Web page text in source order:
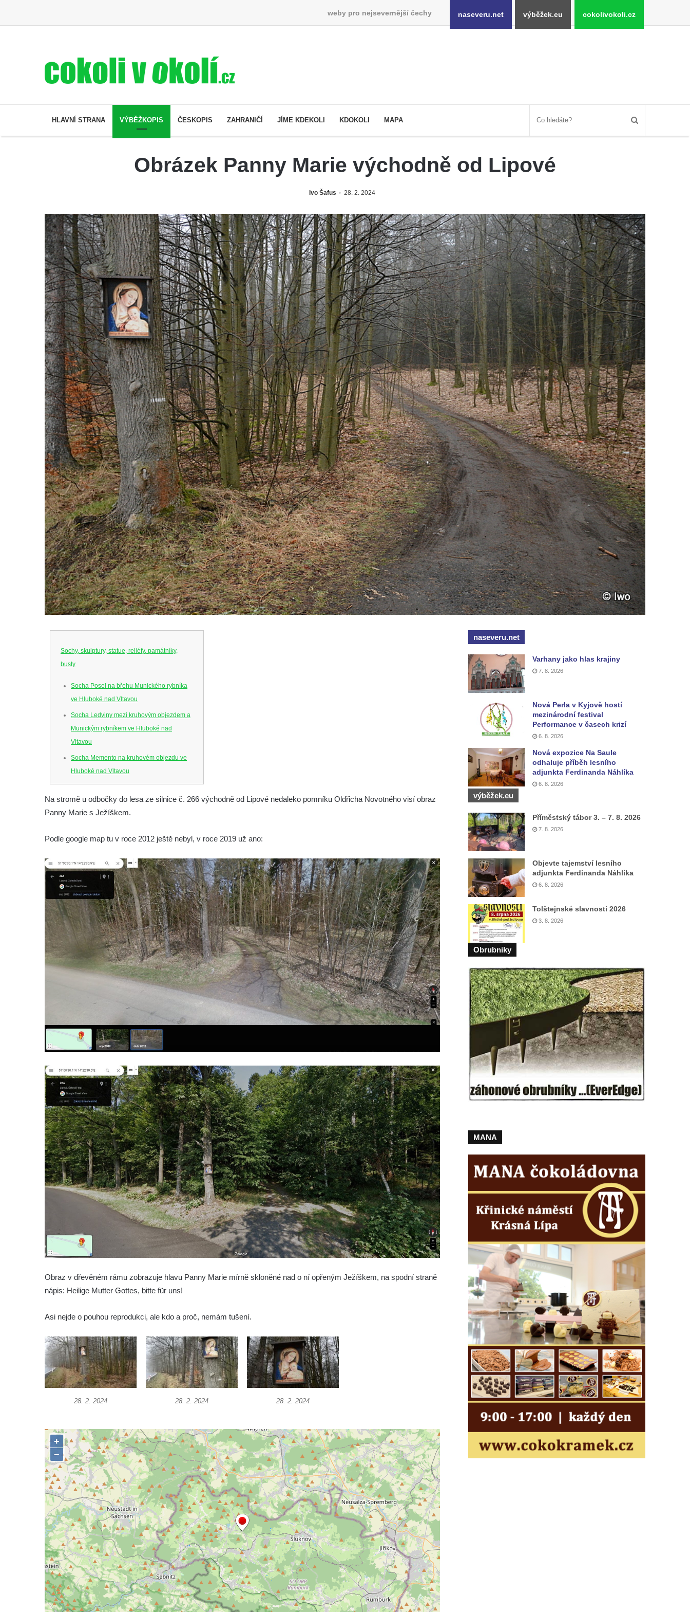
weby pro nejsevernější čechy naseveru.net výběžek.eu cokolivokoli.cz
HLAVNÍ STRANA VÝBĚŽKOPIS ČESKOPIS ZAHRANIČÍ JÍME KDEKOLI KDOKOLI MAPA
Obrázek Panny Marie východně od Lipové
Ivo Šafus 28. 2. 2024
Sochy, skulptury, statue, reliéfy, památníky,
busty
Socha Posel na břehu Munického rybníka
ve Hluboké nad Vltavou
Socha Ledviny mezi kruhovým objezdem a
Munickým rybníkem ve Hluboké nad
Vltavou
Socha Memento na kruhovém objezdu ve
Hluboké nad Vltavou
Socha Chalikotérium v ZOO Hluboká
Socha Smilodon v ZOO Hluboká
Socha Koroun bezzubý v ZOO Hluboká
Socha Medvěd jeskynní v ZOO Hluboká
Socha Mamutí lebka v ZOO Hluboká
Socha Mamut srstnatý v ZOO Hluboká
Socha Orel v ZOO Hluboká
Socha Vydry si hrají v ZOO Hluboká
Socha Přátelství v ZOO Hluboká
Socha Matka příroda v ZOO Hluboká
Socha Lišky v ZOO Hluboká
Socha Vlčice s mládětem v ZOO Hluboká
Socha Rys číhající na srnu v ZOO Hluboká
Socha Orlice v ZOO Hluboká
Socha Želva v ZOO Hluboká
Socha Kozorožec horský v ZOO Hluboká
Socha Včela v ZOO Hluboká
Socha Housenka v ZOO Hluboká
Socha Nosorožík v ZOO Hluboká
Socha Rosomák v ZOO Hluboká
Socha Beruška v ZOO Hluboká
Socha Vážka v ZOO Hluboká
Socha Volavka v ZOO Hluboká
Flamingo trůn v ZOO Hluboká
Lavička Kůň Převalského v ZOO Hluboká
Lysá nad Labem, barokní město Šporkovo
Socha Roháč v ZOO Hluboká
Socha Mystik v ZOO Hluboká
Reliéf Rodina a práce na budově záložny
Socha Jana Valeria Jirsíka u Černé věže v
Českých Budějovicích
Socha Krista klesajícího pod křížem u
kostela svatého Mikuláše v Českých
Budějovicích
kostela svaté Rodiny v Českých
Budějovicích
Socha S tebou v parku na Senovážném
náměstí v Českých Budějovicích
Socha Tornádo v parku na Senovážném
náměstí v Českých Budějovicích
Sousoší Humanoidi na Lannově třídě v
Českých Budějovicích
Pomník Vojtěcha Adalberta Lanny v parku
Na Sadech v Českých Budějovicích
Pomník Přemysla Otakara II. v parku Na
Sadech v Českých Budějovicích
Socha Mateřství v parku Na Sadech v
Na stromě u odbočky do lesa ze silnice č. 266 východně od Lipové nedaleko pomníku Oldřicha Novotného visí obraz
Panny Marie s Ježíškem.
Podle google map tu v roce 2012 ještě nebyl, v roce 2019 už ano:
Obraz v dřevěném rámu zobrazuje hlavu Panny Marie mírně skloněné nad o ní opřeným Ježíškem, na spodní straně
nápis: Heilige Mutter Gottes, bitte für uns!
Asi nejde o pouhou reprodukci, ale kdo a proč, nemám tušení.
28. 2. 2024 28. 2. 2024 28. 2. 2024
naseveru.net
Varhany jako hlas krajiny
7. 8. 2026
Nová Perla v Kyjově hostí
mezinárodní festival
Performance v časech krizí
6. 8. 2026
Nová expozice Na Saule
odhaluje příběh lesního
adjunkta Ferdinanda Náhlíka
6. 8. 2026
výběžek.eu
Příměstský tábor 3. – 7. 8. 2026
7. 8. 2026
Objevte tajemství lesního
adjunkta Ferdinanda Náhlíka
6. 8. 2026
Tolštejnské slavnosti 2026
3. 8. 2026
Obrubniky
MANA